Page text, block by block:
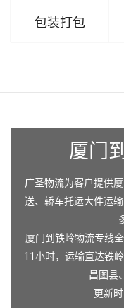
包装打包
厦门
广圣物流为客户提供
送、轿车托运大件运
厦门到铁岭物流专线
11小时，运输直达铁岭
昌图县、
更新